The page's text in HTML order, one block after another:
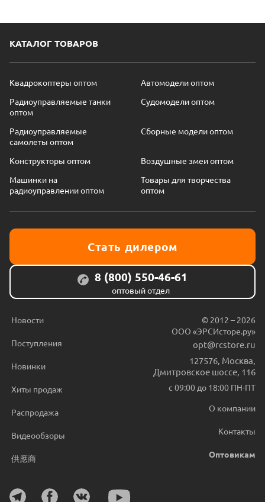
КАТАЛОГ ТОВАРОВ
Квадрокоптеры оптом
Автомодели оптом
Радиоуправляемые танки
оптом
Судомодели оптом
Радиоуправляемые
самолеты оптом
Сборные модели оптом
Конструкторы оптом
Воздушные змеи оптом
Машинки на
радиоуправлении оптом
Товары для творчества
оптом
Стать дилером
8 (800) 550-46-61
оптовый отдел
Новости
Поступления
Новинки
Хиты продаж
Распродажа
Видеообзоры
供應商
© 2012 – 2026
ООО «ЭРСИсторе.ру»
opt@rcstore.ru
127576, Москва,
Дмитровское шоссе, 116
с 09:00 до 18:00 ПН-ПТ
О компании
Контакты
Оптовикам